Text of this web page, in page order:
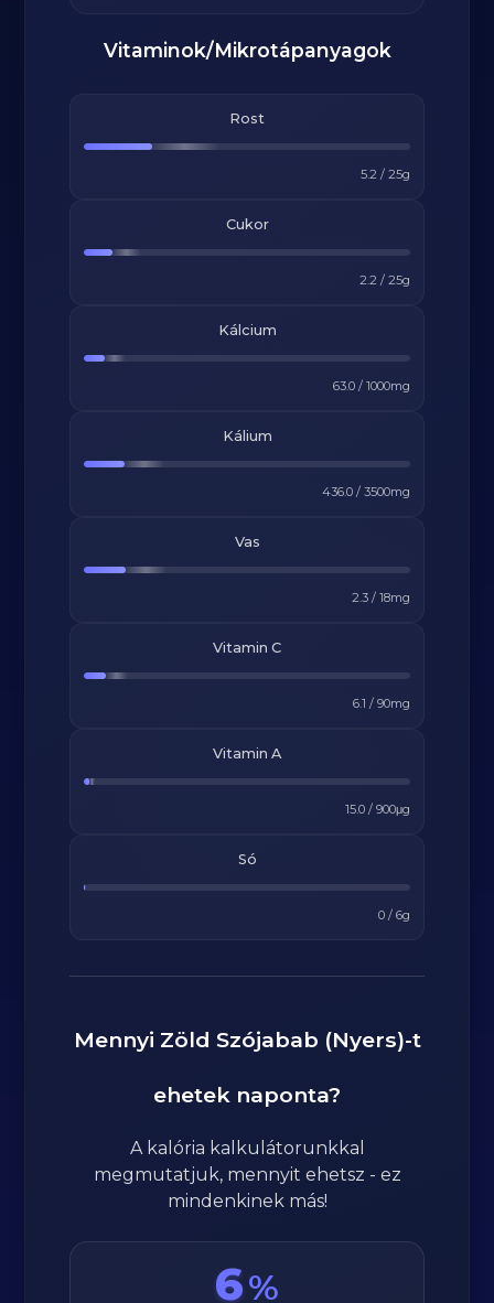
Vitaminok/Mikrotápanyagok
Rost
5.2/ 25g
Cukor
2.2/ 25g
Kálcium
63.0/ 1000mg
Kálium
436.0/ 3500mg
Vas
2.3/ 18mg
Vitamin C
6.1 / 90mg
Vitamin A
15.0/ 900μg
Só
0/ 6g
Mennyi Zöld Szójabab (Nyers)-t
ehetek naponta?
A kalória kalkulátorunkkal
megmutatjuk, mennyit ehetsz - ez
mindenkinek más!
6%